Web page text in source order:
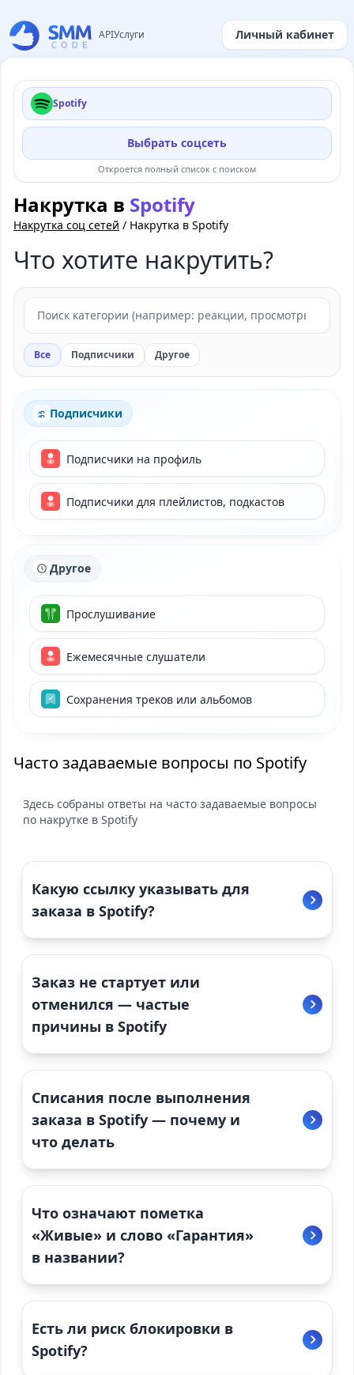
APIУслуги Личный кабинет
Spotify
Выбрать соцсеть
Откроется полный список с поиском
Накрутка в Spotify
Накрутка соц сетей / Накрутка в Spotify
Что хотите накрутить?
Все Подписчики Другое
Подписчики
Подписчики на профиль
Подписчики для плейлистов, подкастов
Другое
Прослушивание
Ежемесячные слушатели
Сохранения треков или альбомов
Часто задаваемые вопросы по Spotify
Здесь собраны ответы на часто задаваемые вопросы
по накрутке в Spotify
Какую ссылку указывать для
заказа в Spotify?
Заказ не стартует или
отменился — частые
причины в Spotify
Списания после выполнения
заказа в Spotify — почему и
что делать
Что означают пометка
«Живые» и слово «Гарантия»
в названии?
Есть ли риск блокировки в
Spotify?